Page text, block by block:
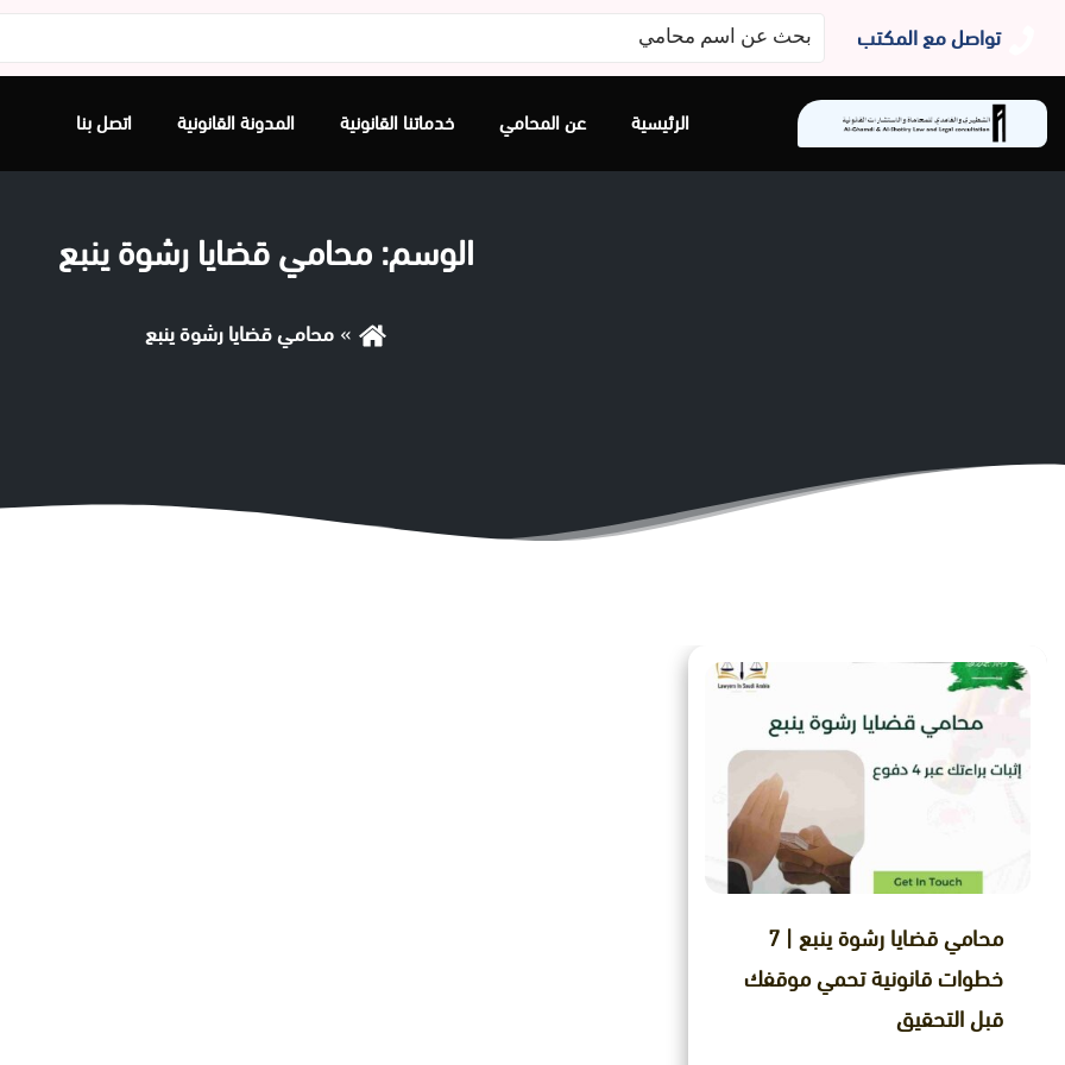
تواصل مع المكتب
البحث
عن:
الرئيسية عن المحامي خدماتنا القانونية المدونة القانونية اتصل بنا
الوسم: محامي قضايا رشوة ينبع
محامي قضايا رشوة ينبع
محامي قضايا رشوة ينبع | 7
خطوات قانونية تحمي موقفك
قبل التحقيق